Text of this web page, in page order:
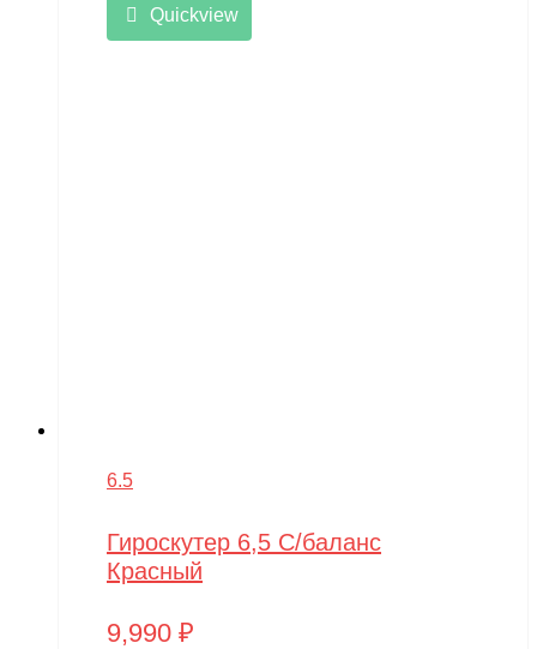
Quickview
6.5
Гироскутер 6,5 С/баланс
Красный
9,990 ₽